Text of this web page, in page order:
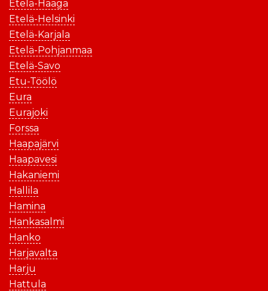
Etelä-Haaga
Etelä-Helsinki
Etelä-Karjala
Etelä-Pohjanmaa
Etelä-Savo
Etu-Töölö
Eura
Eurajoki
Forssa
Haapajärvi
Haapavesi
Hakaniemi
Hallila
Hamina
Hankasalmi
Hanko
Harjavalta
Harju
Hattula